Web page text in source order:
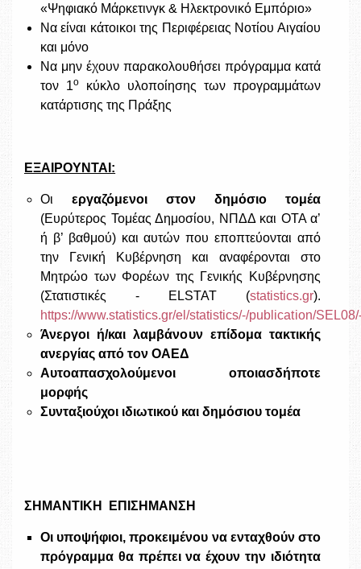
«Ψηφιακό Μάρκετινγκ & Ηλεκτρονικό Εμπόριο»
Να είναι κάτοικοι της Περιφέρειας Νοτίου Αιγαίου
και μόνο
Να μην έχουν παρακολουθήσει πρόγραμμα κατά
τον 1οκύκλο υλοποίησης των προγραμμάτων
κατάρτισης της Πράξης
ΕΞΑΙΡΟΥΝΤΑΙ:
Οι εργαζόμενοι στον δημόσιο τομέα
(Ευρύτερος Τομέας Δημοσίου, ΝΠΔΔ και ΟΤΑ α’
ή β’ βαθμού) και αυτών που εποπτεύονται από
την Γενική Κυβέρνηση και αναφέρονται στο
Μητρώο των Φορέων της Γενικής Κυβέρνησης
(Στατιστικές - ELSTAT (statistics.gr).
https://www.statistics.gr/el/statistics/-/publication/
Άνεργοι ή/και λαμβάνουν επίδομα τακτικής
ανεργίας από τον ΟΑΕΔ
Αυτοαπασχολούμενοι οποιασδήποτε
μορφής
Συνταξιούχοι ιδιωτικού και δημόσιου τομέα
ΣΗΜΑΝΤΙΚΗ ΕΠΙΣΗΜΑΝΣΗ
Οι υποψήφιοι, προκειμένου να ενταχθούν στο
πρόγραμμα θα πρέπει να έχουν την ιδιότητα